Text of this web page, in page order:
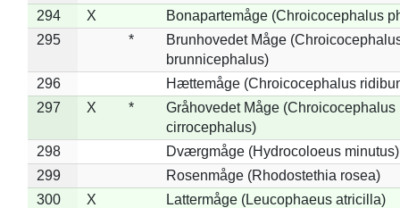
294
X
Bonapartemåge (Chroicocephalus
295
*
Brunhovedet Måge
brunnicephalus)
296
Hættemåge (Chroicocephalus
297
X *
Gråhovedet Måge (Chroicocephalus
cirrocephalus)
298
Dværgmåge (Hydrocoloeus minutus)
299
Rosenmåge (Rhodostethia rosea)
300
X
Lattermåge (Leucophaeus atricilla)